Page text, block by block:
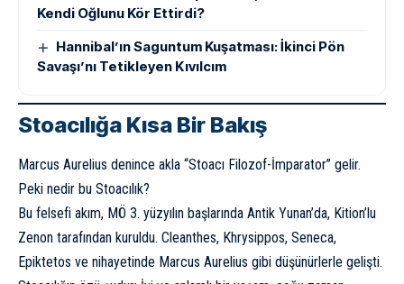
Kendi Oğlunu Kör Ettirdi?
Hannibal’ın Saguntum Kuşatması: İkinci Pön
Savaşı’nı Tetikleyen Kıvılcım
Stoacılığa Kısa Bir Bakış
Marcus Aurelius denince akla “Stoacı Filozof-İmparator” gelir.
Peki nedir bu Stoacılık?
Bu felsefi akım, MÖ 3. yüzyılın başlarında Antik Yunan’da, Kition’lu
Zenon tarafından kuruldu. Cleanthes, Khrysippos, Seneca,
Epiktetos ve nihayetinde Marcus Aurelius gibi düşünürlerle gelişti.